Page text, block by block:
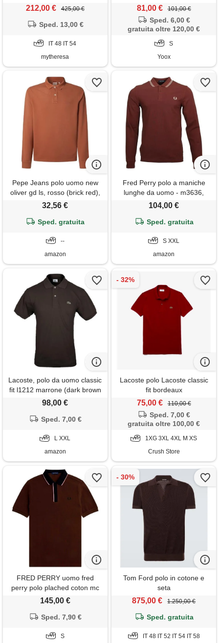
212,00 € 425,00 €
Sped. 13,00 €
IT 48 IT 54
mytheresa
81,00 € 101,00 €
Sped. 6,00 €
gratuita oltre 120,00 €
S
Yoox
Pepe Jeans polo uomo new
oliver gd ls, rosso (brick red),
xxl, rosso (brick red), xxl
32,56 €
Sped. gratuita
--
amazon
Fred Perry polo a maniche
lunghe da uomo - m3636,
castagna2, s
104,00 €
Sped. gratuita
S XXL
amazon
Lacoste, polo da uomo classic
fit l1212 marrone (dark brown
skb). Xxl
98,00 €
Sped. 7,00 €
L XXL
amazon
Lacoste polo Lacoste classic
fit bordeaux
75,00 € 110,00 €
Sped. 7,00 €
gratuita oltre 100,00 €
1XG 3XL 4XL M XS
Crush Store
FRED PERRY uomo fred
perry polo plached coton mc
145,00 €
Sped. 7,90 €
S
Tom Ford polo in cotone e
seta
875,00 € 1.250,00 €
Sped. gratuita
IT 48 IT 52 IT 54 IT 58